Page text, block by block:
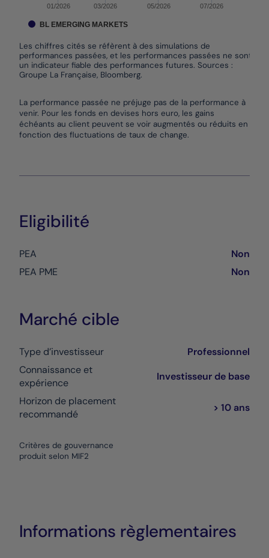
Les chiffres cités se réfèrent à des simulations de
performances passées, et les performances passées ne sont pas
un indicateur fiable des performances futures. Sources :
Groupe La Française, Bloomberg.
01/2026 03/2026 05/2026 07/2026
BL EMERGING MARKETS
La performance passée ne préjuge pas de la performance à
venir. Pour les fonds en devises hors euro, les gains
échéants au client peuvent se voir augmentés ou réduits en
fonction des fluctuations de taux de change.
Eligibilité
PEA
Non
PEA PME
Non
Marché cible
Type d’investisseur
Professionnel
Connaissance et
expérience
Investisseur de base
Horizon de placement
recommandé
> 10 ans
Critères de gouvernance
produit selon MIF2
Informations règlementaires